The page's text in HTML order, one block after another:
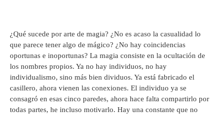
¿Qué sucede por arte de magia? ¿No es acaso la casualidad lo
que parece tener algo de mágico? ¿No hay coincidencias
oportunas e inoportunas? La magia consiste en la ocultación de
los nombres propios. Ya no hay individuos, no hay
individualismo, sino más bien dividuos. Ya está fabricado el
casillero, ahora vienen las conexiones. El individuo ya se
consagró en esas cinco paredes, ahora hace falta compartirlo por
todas partes, he incluso motivarlo. Hay una constante que no